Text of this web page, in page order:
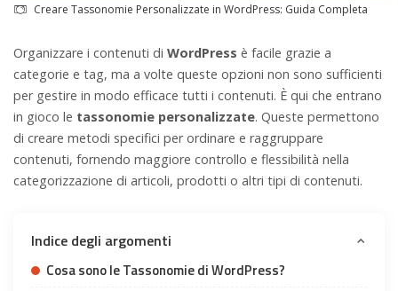
Creare Tassonomie Personalizzate in WordPress: Guida Completa
Organizzare i contenuti di WordPress è facile grazie a
categorie e tag, ma a volte queste opzioni non sono sufficienti
per gestire in modo efficace tutti i contenuti. È qui che entrano
in gioco le tassonomie personalizzate. Queste permettono
di creare metodi specifici per ordinare e raggruppare
contenuti, fornendo maggiore controllo e flessibilità nella
categorizzazione di articoli, prodotti o altri tipi di contenuti.
Indice degli argomenti
Cosa sono le Tassonomie di WordPress?